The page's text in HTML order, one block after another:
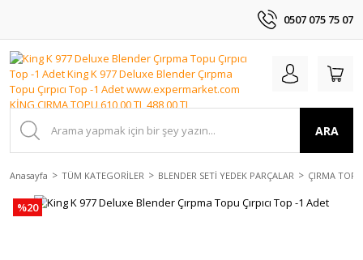
0507 075 75 07
ARA
Anasayfa TÜM KATEGORİLER BLENDER SETİ YEDEK PARÇALAR ÇIRMA TOPU
%20